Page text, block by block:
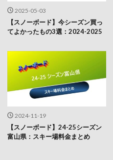
2025-05-03
【スノーボード】今シーズン買っ
てよかったもの3選：2024-2025
2024-11-19
【スノーボード】24-25シーズン
富山県：スキー場料金まとめ